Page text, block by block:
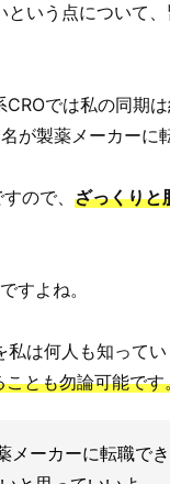
いう点について
では私の同期
が製薬メーカーに
ので、 ざっくりと
すよね。
は何人も知ってい
とも勿論可能です
メーカーに転職で